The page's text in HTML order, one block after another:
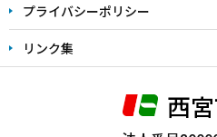
プライバシーポリシー
リンク集
西